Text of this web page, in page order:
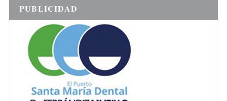
PUBLICIDAD